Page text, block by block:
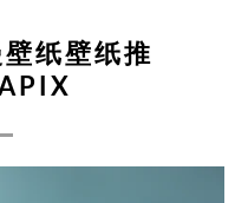
纸壁纸推